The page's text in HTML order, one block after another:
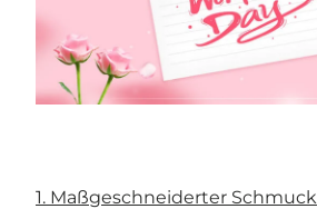
1. Maßgeschneiderter Schmuck